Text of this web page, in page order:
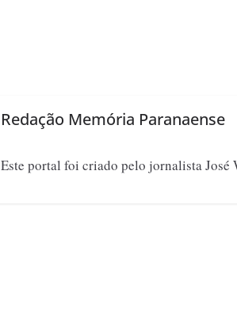
Redação Memória Paranaense
Este portal foi criado pelo jornalista José